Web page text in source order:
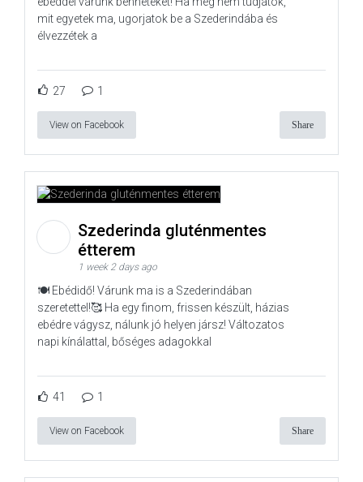
mit egyetek ma, ugorjatok be a Szederindába és
élvezzétek a
27 1
View on Facebook Share
Szederinda gluténmentes
étterem
1 week 2 days ago
🍽️ Ebédidő! Várunk ma is a Szederindában
szeretettel!🥰 Ha egy finom, frissen készült, házias
ebédre vágysz, nálunk jó helyen jársz! Változatos
napi kínálattal, bőséges adagokkal
41 1
View on Facebook Share